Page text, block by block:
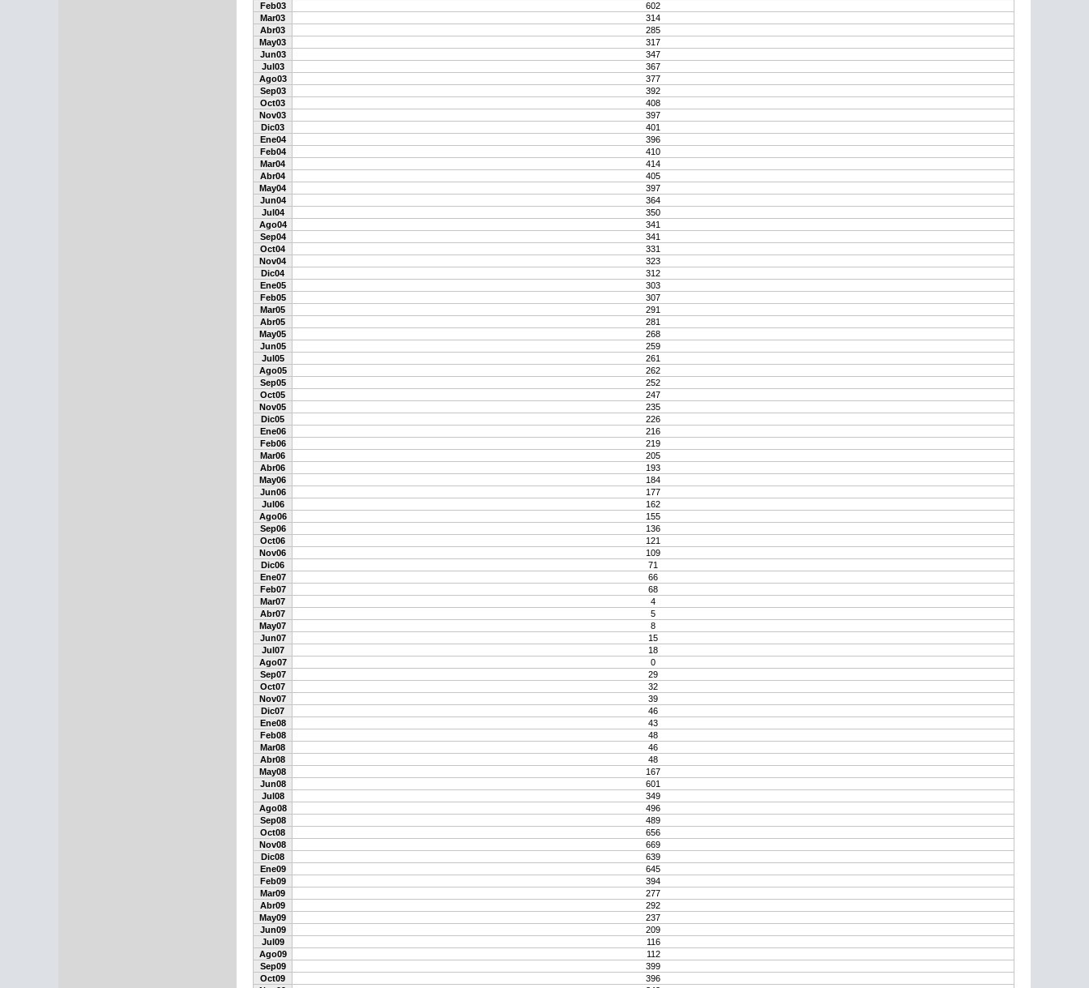
Feb03
602
Mar03
314
Abr03
285
May03
317
Jun03
347
Jul03
367
Ago03
377
Sep03
392
Oct03
408
Nov03
397
Dic03
401
Ene04
396
Feb04
410
Mar04
414
Abr04
405
May04
397
Jun04
364
Jul04
350
Ago04
341
Sep04
341
Oct04
331
Nov04
323
Dic04
312
Ene05
303
Feb05
307
Mar05
291
Abr05
281
May05
268
Jun05
259
Jul05
261
Ago05
262
Sep05
252
Oct05
247
Nov05
235
Dic05
226
Ene06
216
Feb06
219
Mar06
205
Abr06
193
May06
184
Jun06
177
Jul06
162
Ago06
155
Sep06
136
Oct06
121
Nov06
109
Dic06
71
Ene07
66
Feb07
68
Mar07
4
Abr07
5
May07
8
Jun07
15
Jul07
18
Ago07
0
Sep07
29
Oct07
32
Nov07
39
Dic07
46
Ene08
43
Feb08
48
Mar08
46
Abr08
48
May08
167
Jun08
601
Jul08
349
Ago08
496
Sep08
489
Oct08
656
Nov08
669
Dic08
639
Ene09
645
Feb09
394
Mar09
277
Abr09
292
May09
237
Jun09
209
Jul09
116
Ago09
112
Sep09
399
Oct09
396